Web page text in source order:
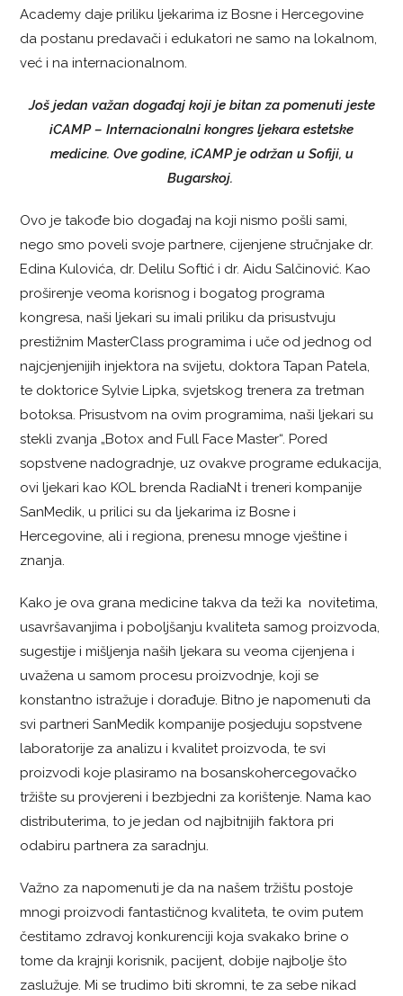
Academy daje priliku ljekarima iz Bosne i Hercegovine
da postanu predavači i edukatori ne samo na lokalnom,
već i na internacionalnom.
Još jedan važan događaj koji je bitan za pomenuti jeste
iCAMP – Internacionalni kongres ljekara estetske
medicine. Ove godine, iCAMP je održan u Sofiji, u
Bugarskoj.
Ovo je takođe bio događaj na koji nismo pošli sami,
nego smo poveli svoje partnere, cijenjene stručnjake dr.
Edina Kulovića, dr. Delilu Softić i dr. Aidu Salčinović. Kao
proširenje veoma korisnog i bogatog programa
kongresa, naši ljekari su imali priliku da prisustvuju
prestižnim MasterClass programima i uče od jednog od
najcjenjenijih injektora na svijetu, doktora Tapan Patela,
te doktorice Sylvie Lipka, svjetskog trenera za tretman
botoksa. Prisustvom na ovim programima, naši ljekari su
stekli zvanja „Botox and Full Face Master“. Pored
sopstvene nadogradnje, uz ovakve programe edukacija,
ovi ljekari kao KOL brenda RadiaNt i treneri kompanije
SanMedik, u prilici su da ljekarima iz Bosne i
Hercegovine, ali i regiona, prenesu mnoge vještine i
znanja.
Kako je ova grana medicine takva da teži ka novitetima,
usavršavanjima i poboljšanju kvaliteta samog proizvoda,
sugestije i mišljenja naših ljekara su veoma cijenjena i
uvažena u samom procesu proizvodnje, koji se
konstantno istražuje i dorađuje. Bitno je napomenuti da
svi partneri SanMedik kompanije posjeduju sopstvene
laboratorije za analizu i kvalitet proizvoda, te svi
proizvodi koje plasiramo na bosanskohercegovačko
tržište su provjereni i bezbjedni za korištenje. Nama kao
distributerima, to je jedan od najbitnijih faktora pri
odabiru partnera za saradnju.
Važno za napomenuti je da na našem tržištu postoje
mnogi proizvodi fantastičnog kvaliteta, te ovim putem
čestitamo zdravoj konkurenciji koja svakako brine o
tome da krajnji korisnik, pacijent, dobije najbolje što
zaslužuje. Mi se trudimo biti skromni, te za sebe nikad